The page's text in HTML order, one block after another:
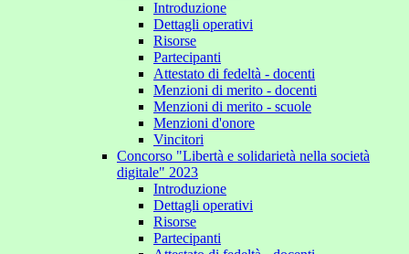
Introduzione
Dettagli operativi
Risorse
Partecipanti
Attestato di fedeltà - docenti
Menzioni di merito - docenti
Menzioni di merito - scuole
Menzioni d'onore
Vincitori
Concorso "Libertà e solidarietà nella società
digitale" 2023
Introduzione
Dettagli operativi
Risorse
Partecipanti